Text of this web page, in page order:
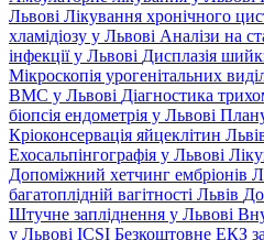
Львові Лікування хронічного
хламідіозу у Львові Аналізи на
інфекції у Львові Дисплазія
Мікроскопія урогенітальних
ВМС у Львові Діагностика
біопсія ендометрія у Львові
Кріоконсервація яйцеклітин
Ехосальпінгографія у Львові
Допоміжний хетчинг ембріонів
багатоплідній вагітності Львів
Штучне запліднення у Львові
у Львові ICSI Безкоштовне ЕКЗ